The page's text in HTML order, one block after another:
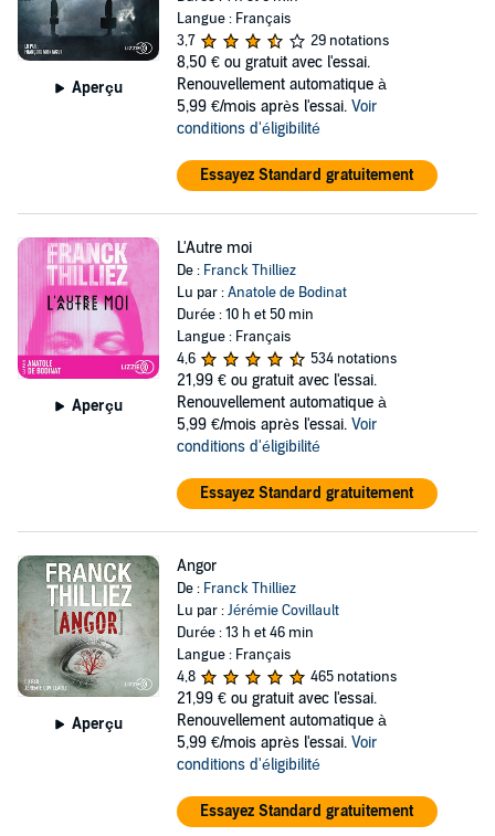
intrigues se situent presque toutes dans les Hauts-de-France, région
dont il est originaire.
L’écriture de Franck Thilliez est efficace et rapide. Les chapitres
courts laissant entrevoir des indices succincts s’entremêlent à un
nombre incalculable de personnages, apportant chacun sa pierre à
Grand passionné de thrillers, Franck Thilliez rend régulièrement
hommage à certains de ses auteurs fétiches dans ses livres,
comme Jean-Christophe Grangé, Stephen King, Joel Schumacher ou
encore Maurice Leblanc.
Aperçu
Langue : Français
3,7
29 notations
8,50 € ou gratuit avec l'essai.
Renouvellement automatique à
5,99 €/mois après l'essai. Voir
conditions d'éligibilité
Essayez Standard gratuitement
Aperçu
L'Autre moi
De : Franck Thilliez
Lu par :Anatole de Bodinat
Durée : 10 h et 50 min
Langue : Français
4,6
534 notations
21,99 € ou gratuit avec l'essai.
Renouvellement automatique à
5,99 €/mois après l'essai. Voir
conditions d'éligibilité
Essayez Standard gratuitement
Aperçu
Angor
De : Franck Thilliez
Lu par :Jérémie Covillault
Durée : 13 h et 46 min
Langue : Français
4,8
465 notations
21,99 € ou gratuit avec l'essai.
Renouvellement automatique à
5,99 €/mois après l'essai. Voir
conditions d'éligibilité
Essayez Standard gratuitement